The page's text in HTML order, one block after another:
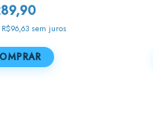
R$96,63 sem juros